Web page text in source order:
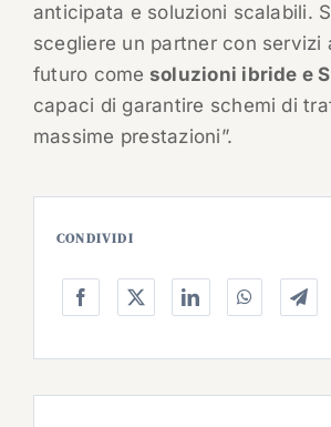
anticipata e soluzioni scalabili.
scegliere un partner con servizi
futuro come soluzioni ibride e
capaci di garantire schemi di
massime prestazioni”.
CONDIVIDI